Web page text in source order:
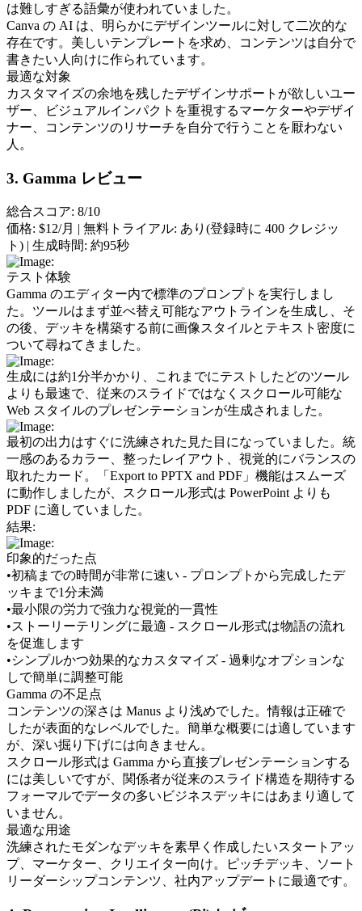
は難しすぎる語彙が使われていました。
Canva の AI は、明らかにデザインツールに対して二次的な
存在です。美しいテンプレートを求め、コンテンツは自分で
書きたい人向けに作られています。
最適な対象
カスタマイズの余地を残したデザインサポートが欲しいユー
ザー、ビジュアルインパクトを重視するマーケターやデザイ
ナー、コンテンツのリサーチを自分で行うことを厭わない
人。
3. Gamma レビュー
総合スコア: 8/10
価格: $12/月 | 無料トライアル: あり(登録時に 400 クレジッ
ト) | 生成時間: 約95秒
テスト体験
Gamma のエディター内で標準のプロンプトを実行しまし
た。ツールはまず並べ替え可能なアウトラインを生成し、そ
の後、デッキを構築する前に画像スタイルとテキスト密度に
ついて尋ねてきました。
生成には約1分半かかり、これまでにテストしたどのツール
よりも最速で、従来のスライドではなくスクロール可能な
Web スタイルのプレゼンテーションが生成されました。
最初の出力はすぐに洗練された見た目になっていました。統
一感のあるカラー、整ったレイアウト、視覚的にバランスの
取れたカード。「Export to PPTX and PDF」機能はスムーズ
に動作しましたが、スクロール形式は PowerPoint よりも
PDF に適していました。
結果:
印象的だった点
•初稿までの時間が非常に速い - プロンプトから完成したデ
ッキまで1分未満
•最小限の労力で強力な視覚的一貫性
•ストーリーテリングに最適 - スクロール形式は物語の流れ
を促進します
•シンプルかつ効果的なカスタマイズ - 過剰なオプションな
しで簡単に調整可能
Gamma の不足点
コンテンツの深さは Manus より浅めでした。情報は正確で
したが表面的なレベルでした。簡単な概要には適しています
が、深い掘り下げには向きません。
スクロール形式は Gamma から直接プレゼンテーションする
には美しいですが、関係者が従来のスライド構造を期待する
フォーマルでデータの多いビジネスデッキにはあまり適して
いません。
最適な用途
洗練されたモダンなデッキを素早く作成したいスタートアッ
プ、マーケター、クリエイター向け。ピッチデッキ、ソート
リーダーシップコンテンツ、社内アップデートに最適です。